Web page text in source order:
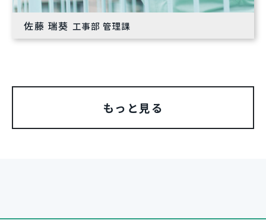
佐藤 瑞葵 工事部 管理課
もっと見る